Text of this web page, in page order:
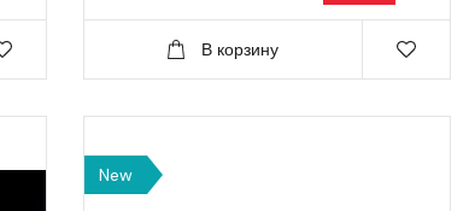
В корзину
New